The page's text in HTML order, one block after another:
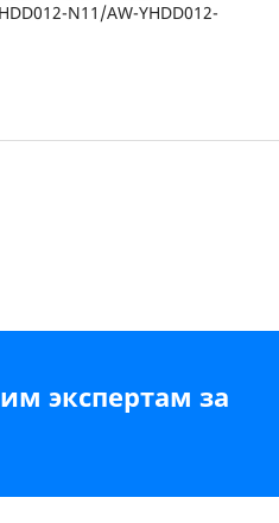
N11/AW-YHDD012-
экспертам за